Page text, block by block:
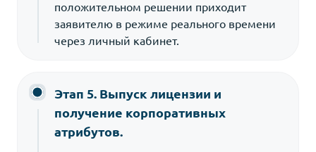
положительном решении приходит
заявителю в режиме реального времени
через личный кабинет.
Этап 5. Выпуск лицензии и
получение корпоративных
атрибутов.